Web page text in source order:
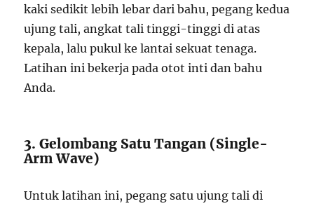
kaki sedikit lebih lebar dari bahu, pegang kedua
ujung tali, angkat tali tinggi-tinggi di atas
kepala, lalu pukul ke lantai sekuat tenaga.
Latihan ini bekerja pada otot inti dan bahu
Anda.
3. Gelombang Satu Tangan (Single-
Arm Wave)
Untuk latihan ini, pegang satu ujung tali di